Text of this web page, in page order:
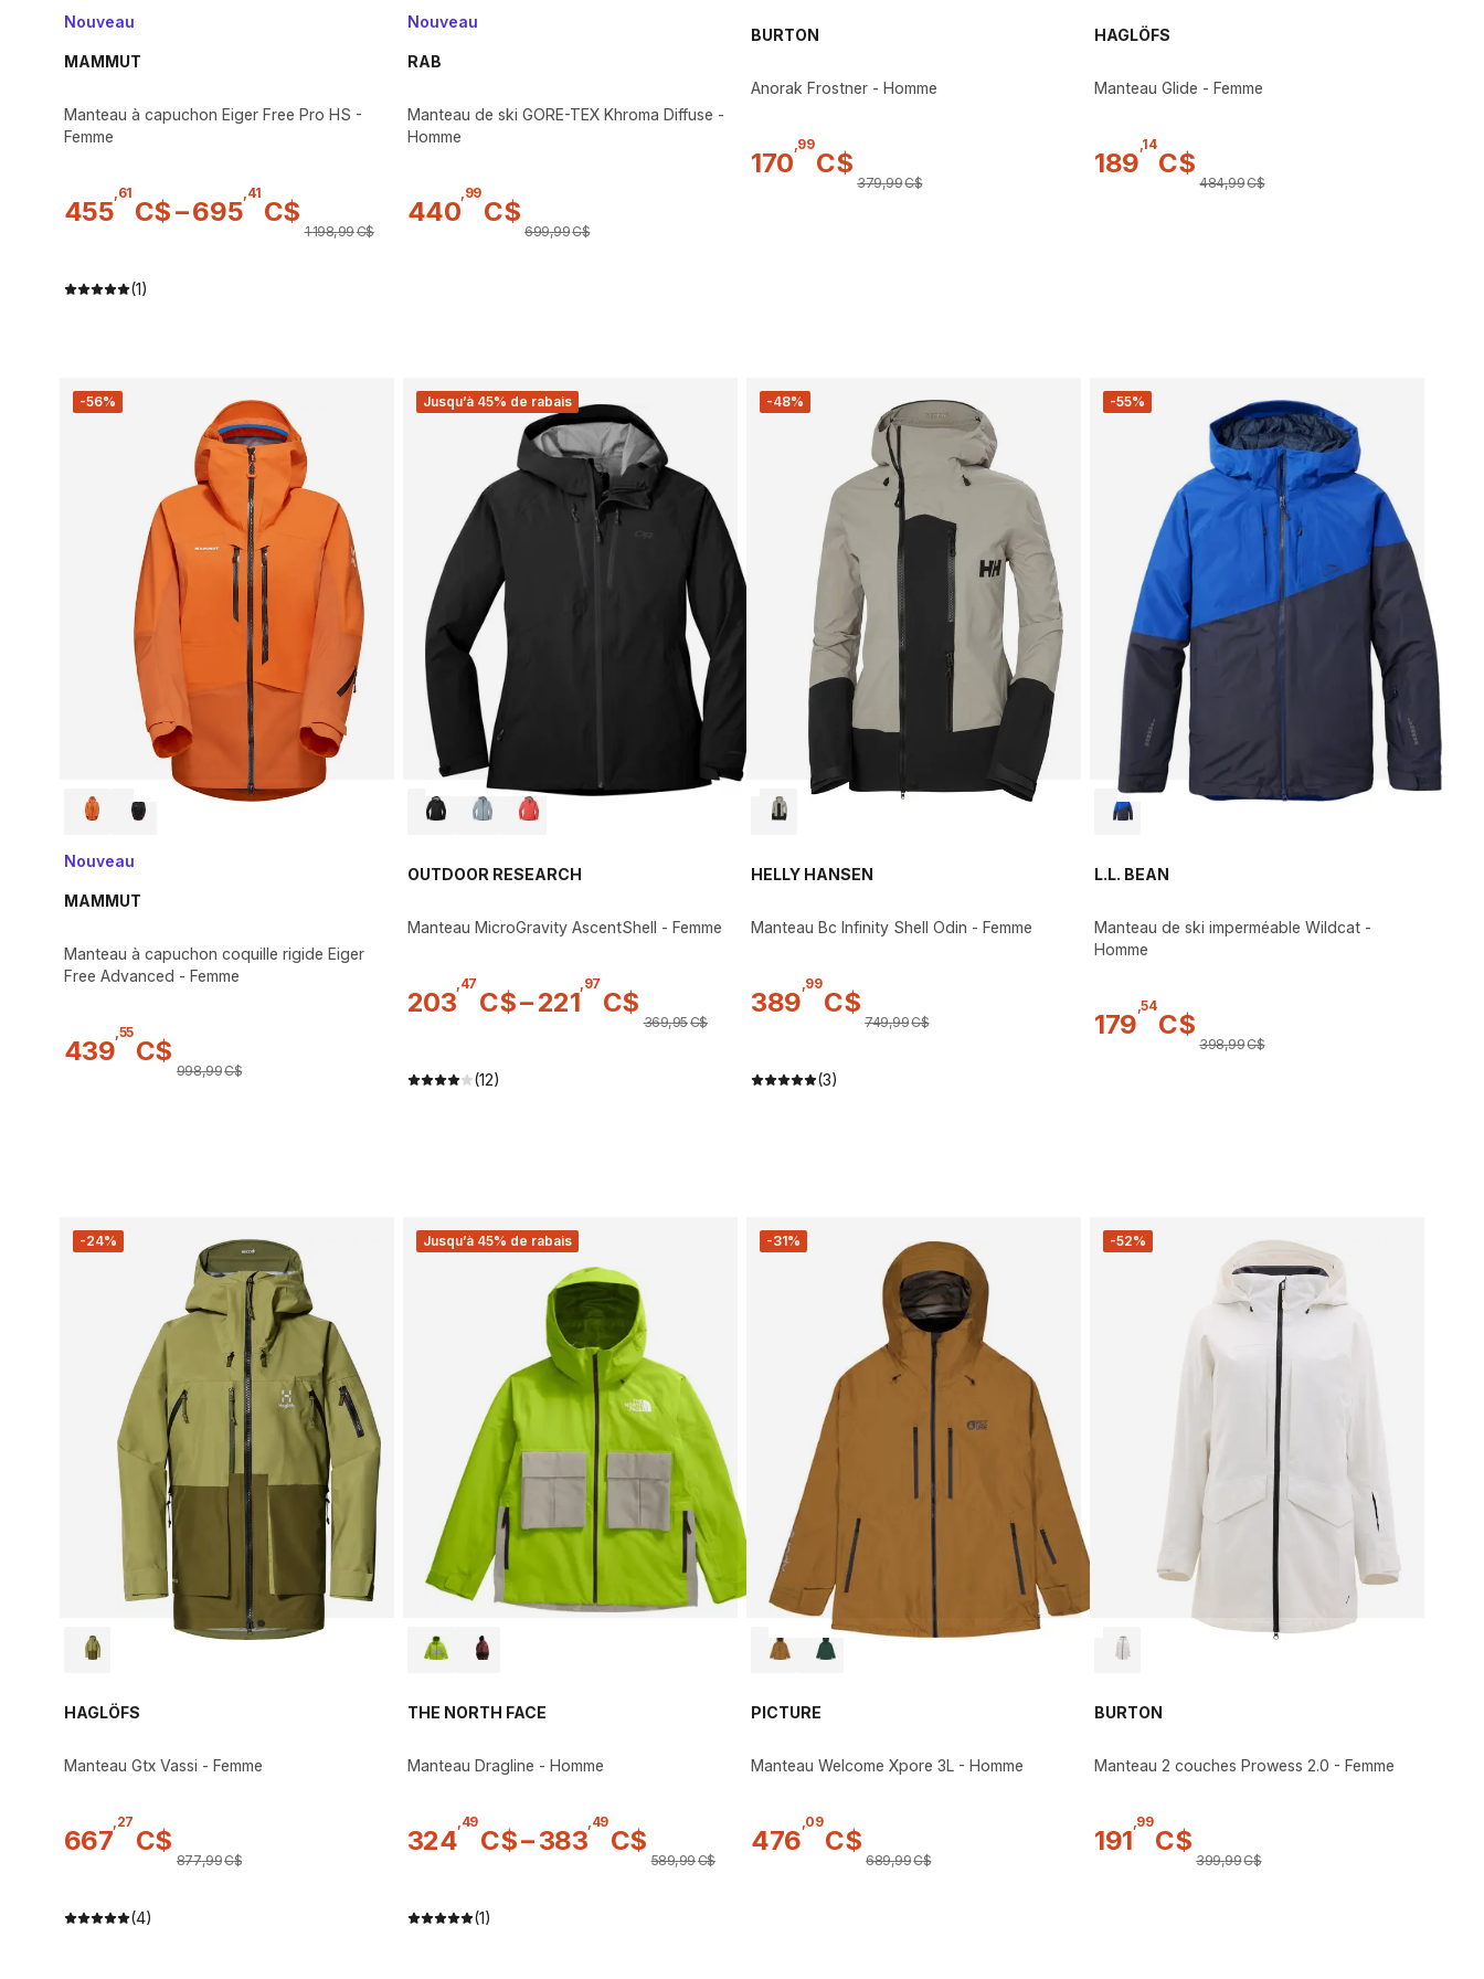
Nouveau
MAMMUT
Manteau à capuchon Eiger Free Pro HS -
Femme
455
61
C$–695
41
C$
1 198,99C$
(1)
Nouveau
RAB
Manteau de ski GORE-TEX Khroma Diffuse -
Homme
440
99
C$
699,99C$
BURTON
Anorak Frostner - Homme
170
99
C$
379,99C$
HAGLÖFS
Manteau Glide - Femme
189
14
C$
484,99C$
-56%
Nouveau
MAMMUT
Manteau à capuchon coquille rigide Eiger
Free Advanced - Femme
439
55
C$
998,99C$
Jusqu’à 45% de rabais
OUTDOOR RESEARCH
Manteau MicroGravity AscentShell - Femme
203
47
C$–221
97
C$
369,95C$
(12)
-48%
HELLY HANSEN
Manteau Bc Infinity Shell Odin - Femme
389
99
C$
749,99C$
(3)
-55%
L.L. BEAN
Manteau de ski imperméable Wildcat -
Homme
179
,54
C$
398,99C$
-24%
HAGLÖFS
Manteau Gtx Vassi - Femme
667
,27
C$
877,99C$
(4)
Jusqu’à 45% de rabais
THE NORTH FACE
Manteau Dragline - Homme
324
,49
C$–383
,49
C$
589,99C$
(1)
-31%
PICTURE
Manteau Welcome Xpore 3L - Homme
476
,09
C$
689,99C$
-52%
BURTON
Manteau 2 couches Prowess 2.0 - Femme
191
,99
C$
399,99C$